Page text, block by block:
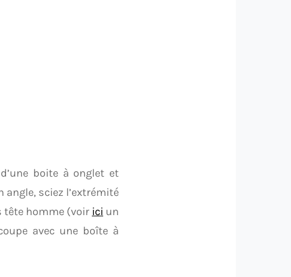
boite à onglet et
angle, sciez l’extrémité
tête homme (voir ici un
avec une boîte à